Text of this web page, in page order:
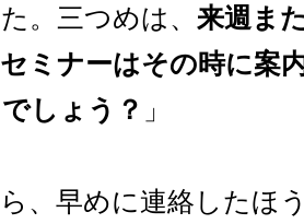
。三つめは、 来週ま
ミナーはその時に案
しょう？ 」
ら、早めに連絡したほ